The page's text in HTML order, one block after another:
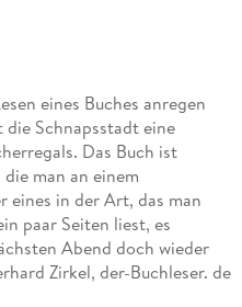
eines Buches anregen
Schnapsstadt eine
Das Buch ist
man an einem
eines in der Art, das man
paar Seiten liest, es
Abend doch wieder
Zirkel, der-Buchleser. de